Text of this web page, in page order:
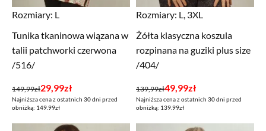
Rozmiary: L
Tunika tkaninowa wiązana w
talii patchworki czerwona
/516/
149,99zł
Pierwotna
cena
29,99zł
Aktualna
cena
Najniższa cena z ostatnich 30 dni przed
obniżką: 149.99zł
Rozmiary: L, 3XL
Żółta klasyczna koszula
rozpinana na guziki plus size
/404/
139,99zł
Pierwotna
cena
49,99zł
Aktualna
cena
Najniższa cena z ostatnich 30 dni przed
obniżką: 139.99zł